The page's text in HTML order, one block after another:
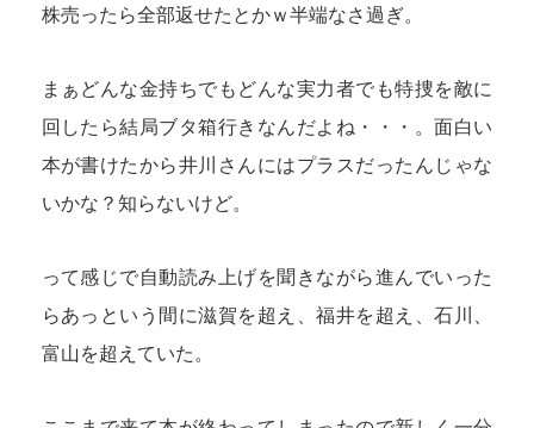
株売ったら全部返せたとかｗ半端なさ過ぎ。
まぁどんな金持ちでもどんな実力者でも特捜を敵に
回したら結局ブタ箱行きなんだよね・・・。面白い
本が書けたから井川さんにはプラスだったんじゃな
いかな？知らないけど。
って感じで自動読み上げを聞きながら進んでいった
らあっという間に滋賀を超え、福井を超え、石川、
富山を超えていた。